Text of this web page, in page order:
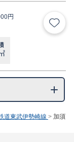
円
お気
道東武伊勢崎線 > 加須